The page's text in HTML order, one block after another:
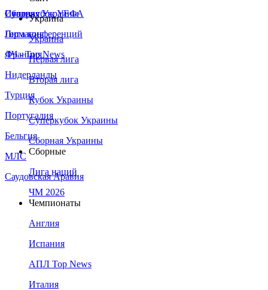
Сборная Украины
Италия
Германия
Франция
Нидерланды
Турция
Португалия
Бельгия
МЛС
Саудовская Аравия
Суперкубок УЕФА
Лига конференций
ЛЧ - Top News
Украина
Украина
Первая лига
Вторая лига
Кубок Украины
Суперкубок Украины
Сборная Украины
Сборные
Лига наций
ЧМ 2026
Чемпионаты
Англия
Испания
АПЛ Top News
Италия